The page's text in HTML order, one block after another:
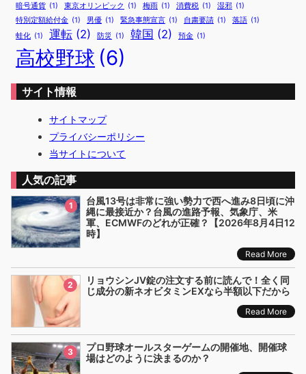
暗号通貨 (1) 東京オリンピック (1) 梅雨 (1) 消費税 (1) 湿邪 (1)
特別定額給付金 (1) 男優 (1) 緊急事態宣言 (1) 自粛要請 (1) 落語 (1)
蛙化 (1) 運転 (2) 防災 (1) 韓国 (2) 預金 (1)
高校野球 (6)
サイト情報
サイトマップ
プライバシーポリシー
当サイトについて
人気の記事
1
台風13号は非常に強い勢力で西へ進み8日頃に沖
縄に最接近か？台風の進路予報、気象庁、米
軍、ECMWFのどれが正確？【2026年8月4日12
時】
Read More
2
リョウシンJV錠の注文する前に読んで！全く同
じ成分の新ネオビタミンEXなら半額以下だから
Read More
3
プロ野球オールスターゲームの開催地、開催球
場はどのように決まるのか？